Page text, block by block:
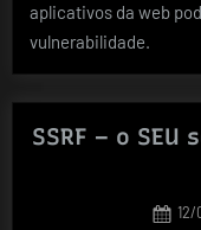
aplicativos da web
vulnerabilidade.
SSRF – o
12/